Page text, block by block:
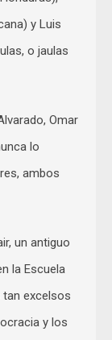
y Luis
o jaulas
Omar
lo
ambos
un antiguo
la Escuela
excelsos
y los